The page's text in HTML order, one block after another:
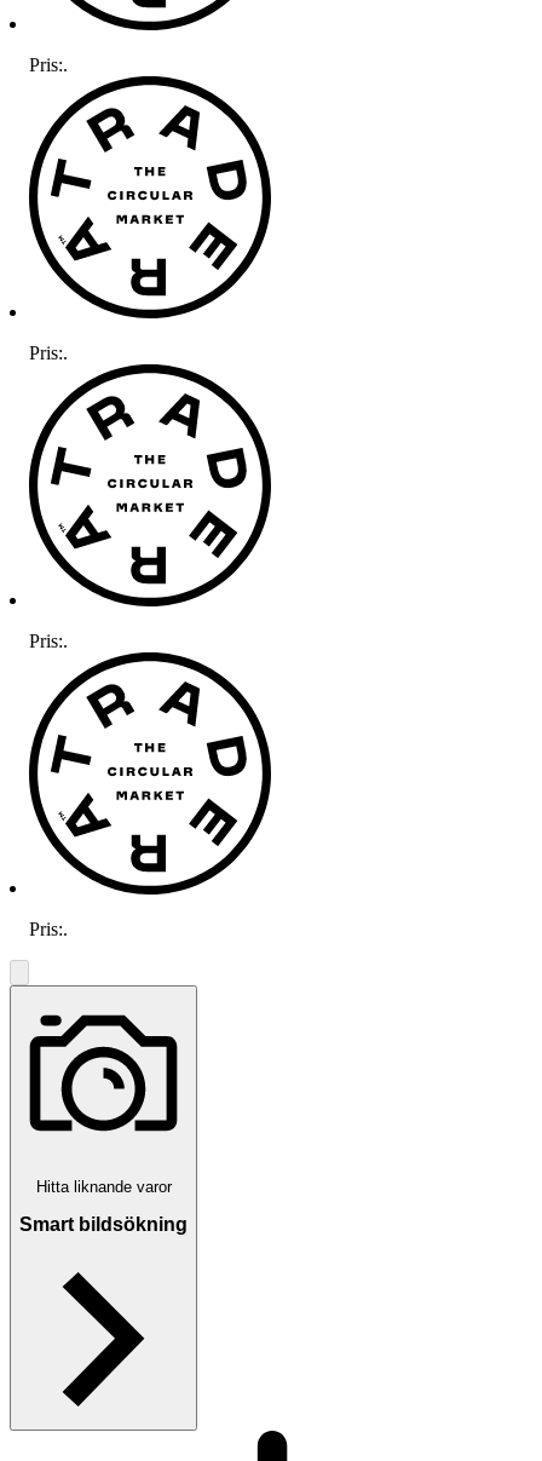
Pris:.
Pris:.
Pris:.
Pris:.
Hitta liknande varor
Smart bildsökning